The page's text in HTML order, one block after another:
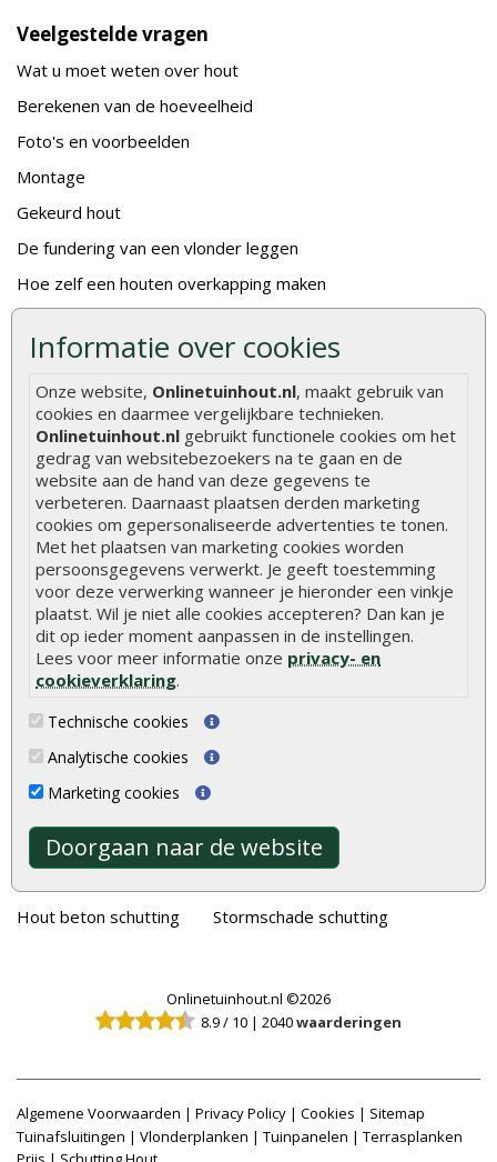
Informatie over cookies
Onze website, Onlinetuinhout.nl, maakt gebruik van
cookies en daarmee vergelijkbare technieken.
Onlinetuinhout.nl gebruikt functionele cookies om het
gedrag van websitebezoekers na te gaan en de
website aan de hand van deze gegevens te
verbeteren. Daarnaast plaatsen derden marketing
cookies om gepersonaliseerde advertenties te tonen.
Met het plaatsen van marketing cookies worden
persoonsgegevens verwerkt. Je geeft toestemming
voor deze verwerking wanneer je hieronder een vinkje
plaatst. Wil je niet alle cookies accepteren? Dan kan je
dit op ieder moment aanpassen in de instellingen.
Lees voor meer informatie onze privacy- en
cookieverklaring.
Technische cookies
Analytische cookies
Marketing cookies
Doorgaan naar de website
Veelgestelde vragen
Wat u moet weten over hout
Berekenen van de hoeveelheid
Foto's en voorbeelden
Montage
Gekeurd hout
De fundering van een vlonder leggen
Hoe zelf een houten overkapping maken
Hoe betonpaal plaatsen
Hoe schutting plaatsen
De 9 beste tuinschermen van Onlinetuinhout.nl
Stijlvolle houtsoorten voor in de tuin
Duurzame tuin
Welke palen voor een schapenhek
Alle populaire categorieën
Tuinhout
Schutting
Tuinhekken
Blokhutten
Hout beton schutting
Tuindeuren
Tuinschermen
Aanbiedingen
Stormschade schutting
Onlinetuinhout.nl ©2026
8.9/ 10 | 2040waarderingen
Algemene Voorwaarden | Privacy Policy | Cookies | Sitemap
Tuinafsluitingen | Vlonderplanken | Tuinpanelen | Terrasplanken